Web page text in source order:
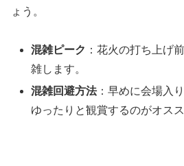
ょう。
混雑ピーク ：花火の打ち上げ
雑します。
混雑回避方法：早めに会場入
ゆったりと観賞するのがオスス